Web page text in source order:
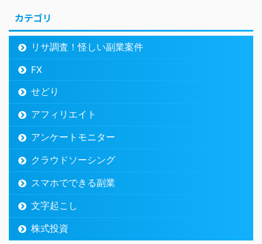
カテゴリ
リサ調査！怪しい副業案件
FX
せどり
アフィリエイト
アンケートモニター
クラウドソーシング
スマホでできる副業
文字起こし
株式投資